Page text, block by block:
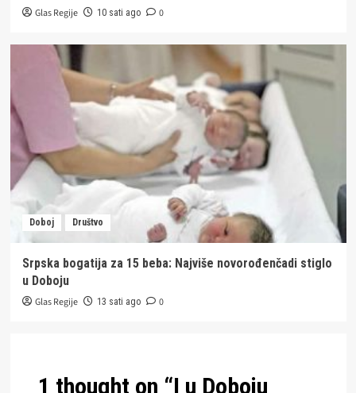
Glas Regije 10 sati ago 0
Doboj Društvo
Srpska bogatija za 15 beba: Najviše novorođenčadi stiglo
u Doboju
Glas Regije 13 sati ago 0
1 thought on “I u Doboju